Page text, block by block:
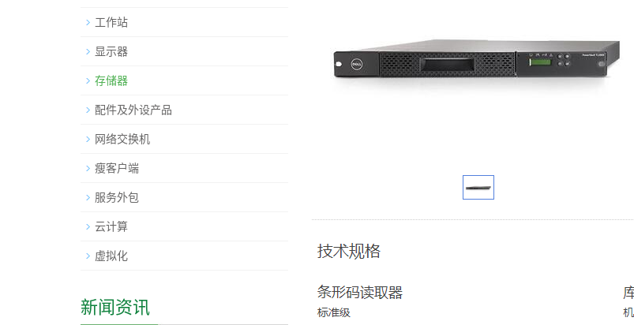
工作站
显示器
存储器
配件及外设产品
网络交换机
瘦客户端
服务外包
云计算
虚拟化
新闻资讯